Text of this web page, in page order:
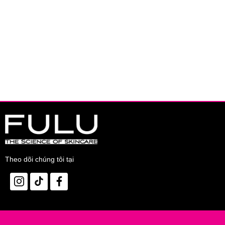
hài lòng.
Độ an toàn:
Không chứa xà phòng
Không cay mắt
Nơi khô ráo thoáng mát.
Tránh ánh nắng trực tiếp, nơi có nhiệt độ cao hoặc ẩm ướt.
Thông số sản phẩm:
Theo dõi chúng tôi tại